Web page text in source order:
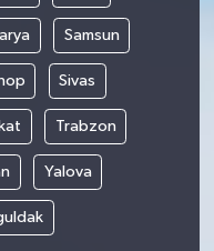
Samsun
Sivas
Trabzon
Yalova